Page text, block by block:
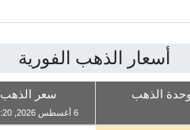
أسعار الذهب الفورية
وحدة الذهب سعر الذهب
6 أغسطس 2026, 01:18:20